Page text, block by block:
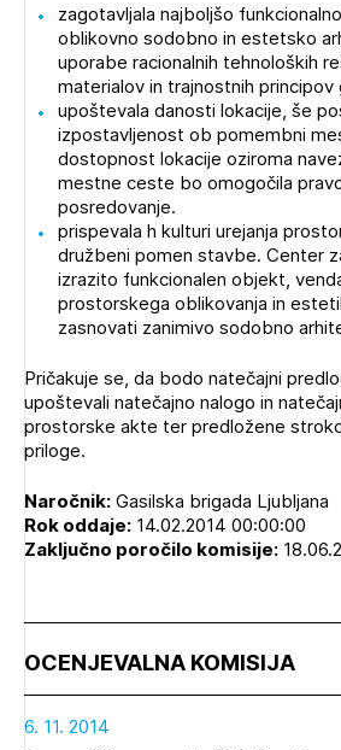
zagotavljala najboljšo
oblikovno sodobno in estetsko
uporabe racionalnih tehnoloških
materialov in trajnostnih principov
upoštevala danosti lokacije, še
izpostavljenost ob pomembni
dostopnost lokacije oziroma
mestne ceste bo omogočila
posredovanje.
prispevala h kulturi urejanja
družbeni pomen stavbe. Center
izrazito funkcionalen objekt,
prostorskega oblikovanja in
zasnovati zanimivo sodobno
Pričakuje se, da bodo natečajni
upoštevali natečajno nalogo in
prostorske akte ter predložene
priloge.
Naročnik:Gasilska brigada Ljubljana
Rok oddaje: 14.02.2014 00:00:00
Zaključno poročilo komisije:
OCENJEVALNA KOMISIJA
6. 11. 2014